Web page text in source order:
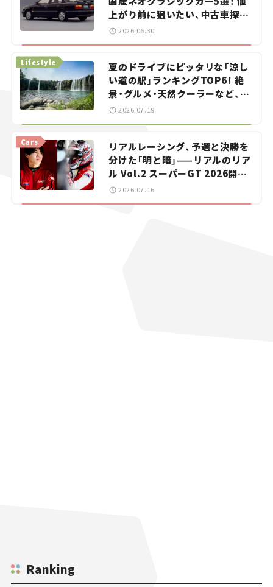
上がり前に狙いたい、中古車探し
をお手伝い――ちょっとイケてるマ
2026.06.30
夏のドライブにピッタリな「涼し
い道の駅」ランキングTOP6！ 絶
景・グルメ・天然クーラーなど、避
暑におすすめのスポットを紹介
Lifestyle
2026.07.19
リアルレーシング、予選と決勝を
分けた「明と暗」——リアルのリア
ル Vol.2 スーパーGT 2026開幕
戦 岡山国際サーキット
Cars
2026.07.16
Ranking